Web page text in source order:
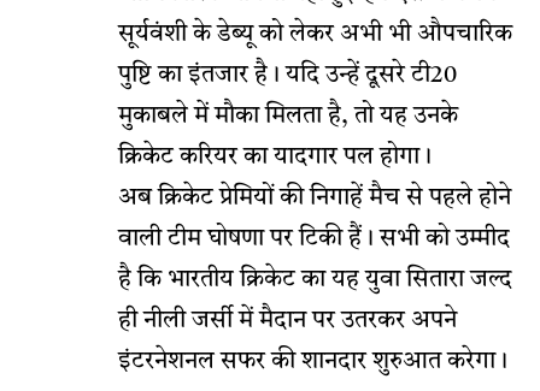
सूर्यवंशी के डेब्यू को लेकर अभी भी औपचारिक
पुष्टि का इंतजार है। यदि उन्हें दूसरे टी20
मुकाबले में मौका मिलता है, तो यह उनके
क्रिकेट करियर का यादगार पल होगा।
अब क्रिकेट प्रेमियों की निगाहें मैच से पहले होने
वाली टीम घोषणा पर टिकी हैं। सभी को उम्मीद
है कि भारतीय क्रिकेट का यह युवा सितारा जल्द
ही नीली जर्सी में मैदान पर उतरकर अपने
इंटरनेशनल सफर की शानदार शुरुआत करेगा।